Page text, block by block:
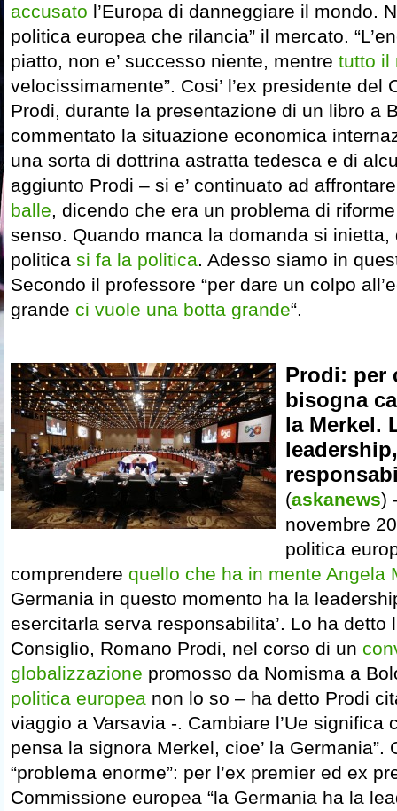
accusato l’Europa di danneggiare il mondo.
politica europea che rilancia” il mercato.
piatto, non e’ successo niente, mentre tutto il
velocissimamente”. Cosi’ l’ex presidente del
Prodi, durante la presentazione di un libro a
commentato la situazione economica
una sorta di dottrina astratta tedesca e di
aggiunto Prodi – si e’ continuato ad
balle, dicendo che era un problema di
senso. Quando manca la domanda si inietta,
politica si fa la politica. Adesso siamo in
Secondo il professore “per dare un colpo
grande ci vuole una botta grande“.
Prodi: per
bisogna
la Merkel.
(askanews)
novembre
politica
comprendere quello che ha in mente Angela
Germania in questo momento ha la
esercitarla serva responsabilita’. Lo ha detto
Consiglio, Romano Prodi, nel corso di un
globalizzazione promosso da Nomisma a
politica europea non lo so – ha detto Prodi
viaggio a Varsavia -. Cambiare l’Ue significa
pensa la signora Merkel, cioe’ la Germania”.
“problema enorme”: per l’ex premier ed ex
Commissione europea “la Germania ha la